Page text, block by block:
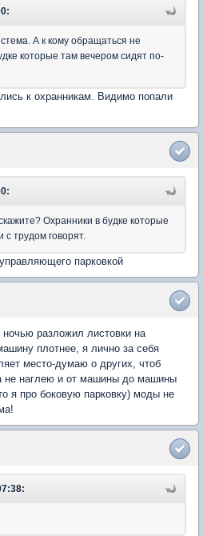
А к кому обращаться не
которые там вечером сидят по-
к охранникам. Видимо попали
Охранники в будке которые
с трудом говорят.
парковкой
ночью разложил листовки на
плотнее, я лично за себя
место-думаю о других, чтоб
не наглею и от машины до машины
я про боковую парковку) моды не